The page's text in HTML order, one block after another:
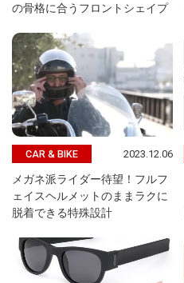
の骨格に合うフロントシェイプ
CAR & BIKE 2023.12.06
メガネ派ライダー待望！フルフ
ェイスヘルメットのままラクに
脱着できる特殊設計